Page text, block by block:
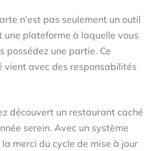
n'est pas seulement un outil
une plateforme à laquelle vous
possédez une partie. Ce
vient avec des responsabilités
découvert un restaurant caché
serein. Avec un système
merci du cycle de mise à jour